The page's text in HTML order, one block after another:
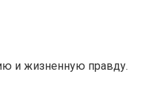
и жизненную правду.